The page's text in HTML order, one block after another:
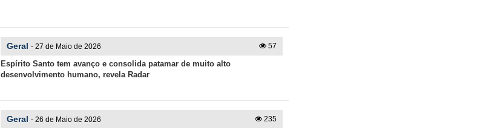
57
Geral - 27 de Maio de 2026
Espírito Santo tem avanço e consolida patamar de muito alto
desenvolvimento humano, revela Radar
235
Geral - 26 de Maio de 2026